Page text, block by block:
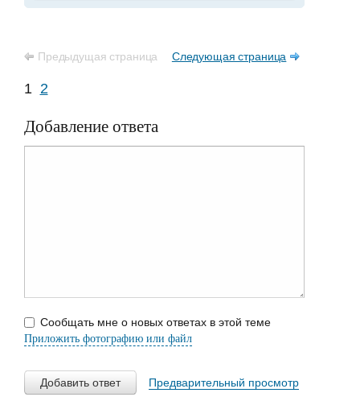
Предыдущая страница Следующая страница
1 2
Добавление ответа
Сообщать мне о новых ответах в этой теме
Приложить фотографию или файл
Добавить ответ Предварительный просмотр